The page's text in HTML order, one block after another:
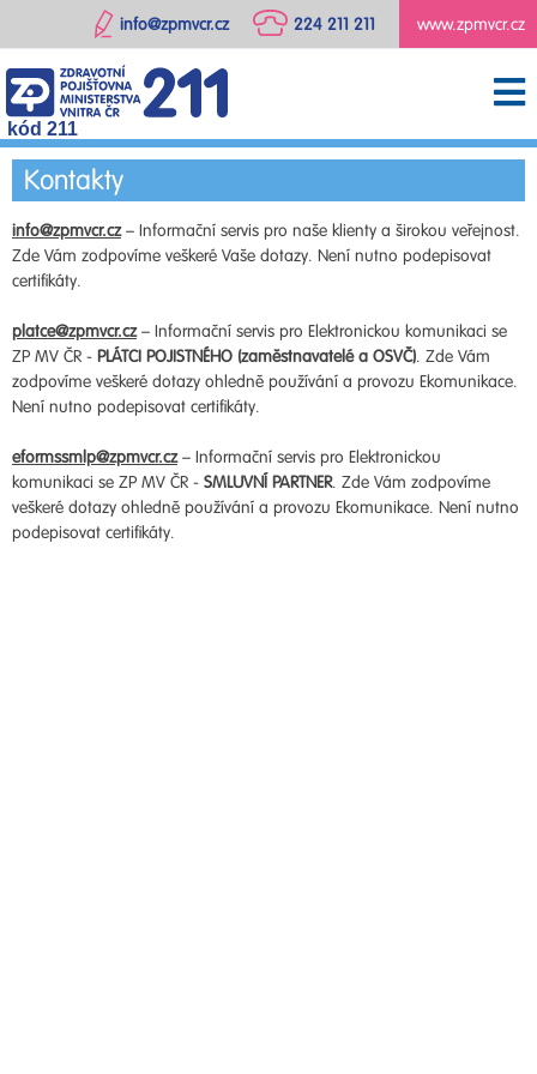
www.zpmvcr.cz
224 211 211
info@zpmvcr.cz
kód 211
Kontakty
info@zpmvcr.cz– Informační servis pro naše klienty a širokou veřejnost.
Zde Vám zodpovíme veškeré Vaše dotazy. Není nutno podepisovat
certifikáty.
platce@zpmvcr.cz– Informační servis pro Elektronickou komunikaci se
ZP MV ČR - PLÁTCI POJISTNÉHO (zaměstnavatelé a OSVČ). Zde Vám
zodpovíme veškeré dotazy ohledně používání a provozu Ekomunikace.
Není nutno podepisovat certifikáty.
eformssmlp@zpmvcr.cz– Informační servis pro Elektronickou
komunikaci se ZP MV ČR - SMLUVNÍ PARTNER. Zde Vám zodpovíme
veškeré dotazy ohledně používání a provozu Ekomunikace. Není nutno
podepisovat certifikáty.